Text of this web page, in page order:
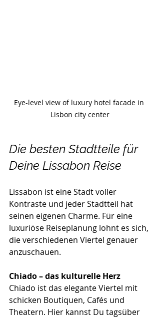
Eye-level view of luxury hotel facade in
Lisbon city center
Die besten Stadtteile für
Deine Lissabon Reise
Lissabon ist eine Stadt voller
Kontraste und jeder Stadtteil hat
seinen eigenen Charme. Für eine
luxuriöse Reiseplanung lohnt es sich,
die verschiedenen Viertel genauer
anzuschauen.
Chiado – das kulturelle Herz
Chiado ist das elegante Viertel mit
schicken Boutiquen, Cafés und
Theatern. Hier kannst Du tagsüber